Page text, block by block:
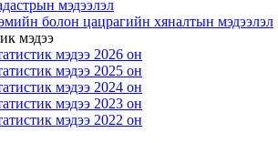
мэдээлэл
болон цацрагийн хяналтын мэдээлэл
мэдээ
мэдээ 2026 он
мэдээ 2025 он
мэдээ 2024 он
мэдээ 2023 он
мэдээ 2022 он